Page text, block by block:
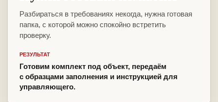
Разбираться в требованиях некогда, нужна готовая
папка, с которой можно спокойно встретить
проверку.
РЕЗУЛЬТАТ
Готовим комплект под объект, передаём
с образцами заполнения и инструкцией для
управляющего.